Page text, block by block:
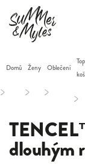
Domů
/
Ženy
/
Oblečení
/
/
dlouhým